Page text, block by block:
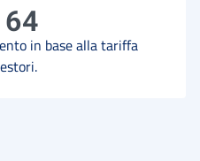
in base alla tariffa